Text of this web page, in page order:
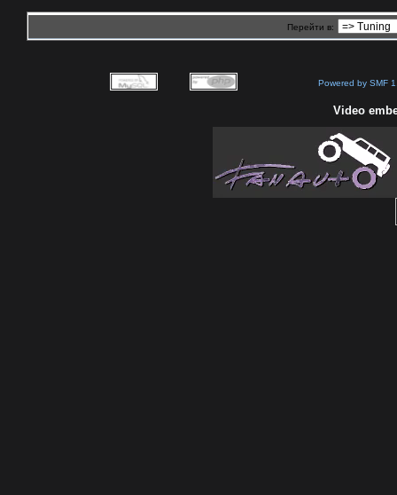
Перейти в:
Powered by SMF
Video